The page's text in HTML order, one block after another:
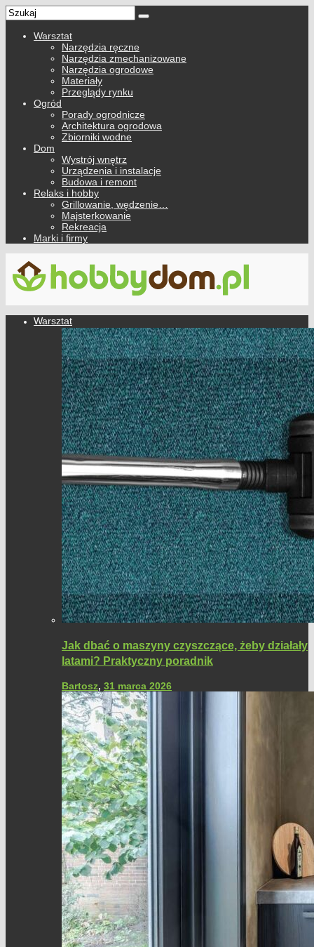
Warsztat
Narzędzia ręczne
Narzędzia zmechanizowane
Narzędzia ogrodowe
Materiały
Przeglądy rynku
Ogród
Porady ogrodnicze
Architektura ogrodowa
Zbiorniki wodne
Dom
Wystrój wnętrz
Urządzenia i instalacje
Budowa i remont
Relaks i hobby
Grillowanie, wędzenie…
Majsterkowanie
Rekreacja
Marki i firmy
Warsztat
Jak dbać o maszyny czyszczące, żeby działały
latami? Praktyczny poradnik
Bartosz, 31 marca 2026